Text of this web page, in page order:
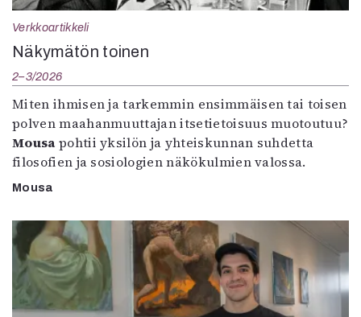
Verkkoartikkeli
Näkymätön toinen
2–3/2026
Miten ihmisen ja tarkemmin ensimmäisen tai toisen
polven maahanmuuttajan itsetietoisuus muotoutuu?
Mousa pohtii yksilön ja yhteiskunnan suhdetta
filosofien ja sosiologien näkökulmien valossa.
Mousa